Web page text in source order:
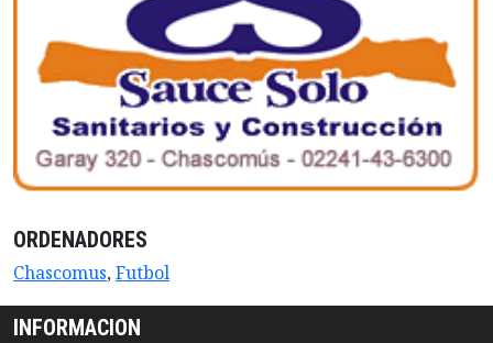
ORDENADORES
Chascomus,Futbol
INFORMACION